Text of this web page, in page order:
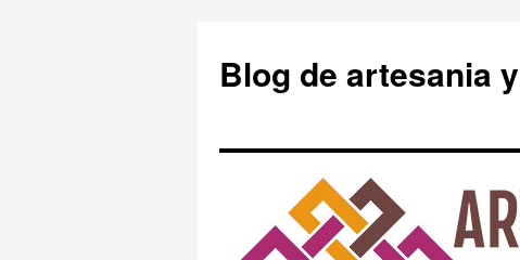
Blog de artesania